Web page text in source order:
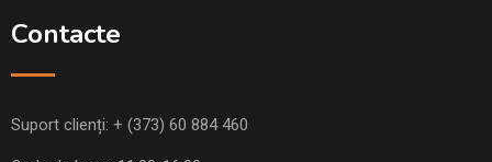
Contacte
Suport clienți: + (373) 60 884 460